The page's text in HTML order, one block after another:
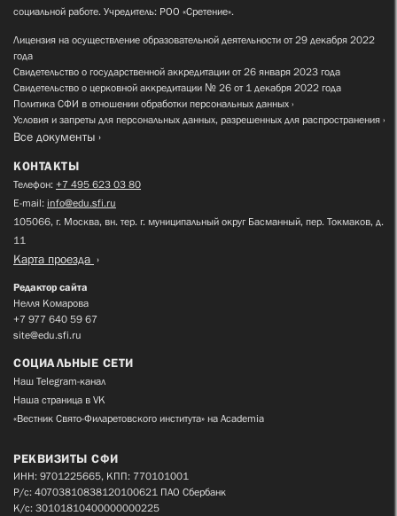
социальной работе. Учредитель: РОО «Сретение».
Лицензия на осуществление образовательной деятельности от 29 декабря 2022
года
Свидетельство о государственной аккредитации от 26 января 2023 года
Свидетельство о церковной аккредитации № 26 от 1 декабря 2022 года
Политика СФИ в отношении обработки персональных данных
Условия и запреты для персональных данных, разрешенных для распространения
Все документы
КОНТАКТЫ
Телефон: +7 495 623 03 80
E-mail: info@edu.sfi.ru
105066, г. Москва, вн. тер. г. муниципальный округ Басманный, пер. Токмаков, д.
11
Карта проезда
Редактор сайта
Нелля Комарова
+7 977 640 59 67
site@edu.sfi.ru
СОЦИАЛЬНЫЕ СЕТИ
Наш Telegram-канал
Наша страница в VK
«Вестник Свято-Филаретовского института» на Academia
РЕКВИЗИТЫ СФИ
ИНН: 9701225665, КПП: 770101001
Р/с: 40703810838120100621 ПАО Сбербанк
К/с: 30101810400000000225